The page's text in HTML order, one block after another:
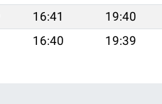
16:41 19:40
16:40 19:39